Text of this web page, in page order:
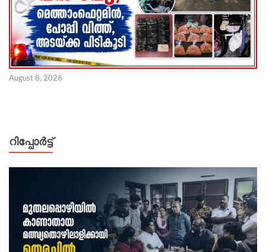
August 8, 2026
റിപ്പോര്‍ട്ട്